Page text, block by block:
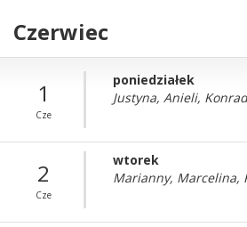
Czerwiec
1
Cze
poniedziałek
Justyna, Anieli,
2
Cze
wtorek
Marianny, Marcelina,